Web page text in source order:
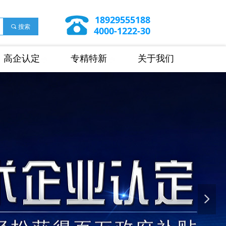
高企认定 专精特新 关于我们
넲
4000-1222-30
끠 搜索
18929555188